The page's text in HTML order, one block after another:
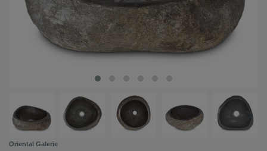
Oriental Galerie